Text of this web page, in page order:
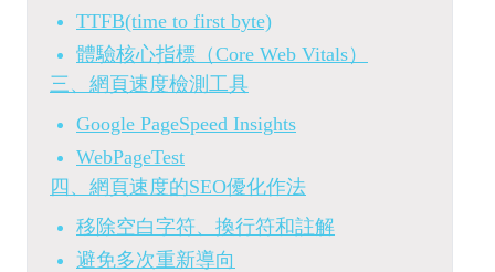
TTFB(time to first byte)
體驗核心指標（Core Web Vitals）
三、網頁速度檢測工具
Google PageSpeed Insights
WebPageTest
四、網頁速度的SEO優化作法
移除空白字符、換行符和註解
避免多次重新導向